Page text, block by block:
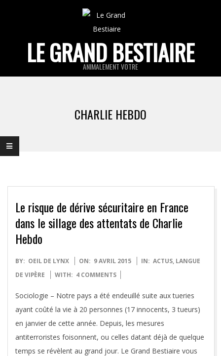
LE GRAND BESTIAIRE
ANIMALEMENT VOTRE
CHARLIE HEBDO
Le risque de dérive sécuritaire en France
dans le sillage des attentats de Charlie
Hebdo
2015-
04-
BY: OEIL DE LYNX ON: 9 AVRIL 2015 IN: ACTUS, LANGUE
DE VIPÈRE
WITH: 4 COMMENTS
Sociologie – Notre pays a été endeuillé suite aux tueries
ayant coûté la vie à 20 personnes (17 innocents, 3 tueurs)
en janvier de cette année. Depuis, les mesures
antiterroristes foisonnent, ou celles datant déjà de quelque
temps se révèlent au grand jour. Le Grand Bestiaire vous